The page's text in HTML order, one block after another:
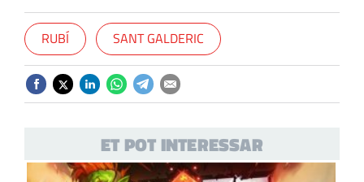
RUBÍ SANT GALDERIC
ET POT INTERESSAR